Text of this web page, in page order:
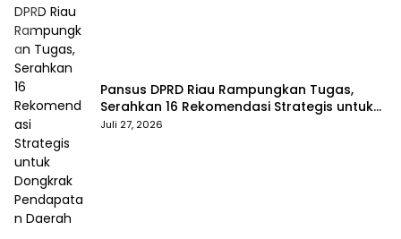
Pansus DPRD Riau Rampungkan Tugas,
Serahkan 16 Rekomendasi Strategis untuk
Dongkrak Pendapatan Daerah
Juli 27, 2026